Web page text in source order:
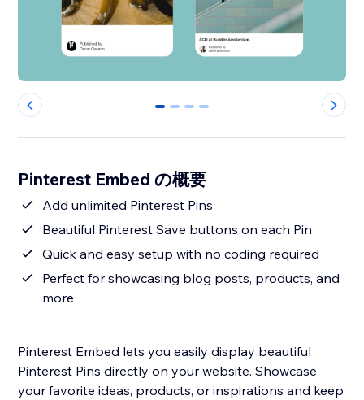
0 1 2 3
Pinterest Embed の概要
Add unlimited Pinterest Pins
Beautiful Pinterest Save buttons on each Pin
Quick and easy setup with no coding required
Perfect for showcasing blog posts, products, and
more
Pinterest Embed lets you easily display beautiful
Pinterest Pins directly on your website. Showcase
your favorite ideas, products, or inspirations and keep